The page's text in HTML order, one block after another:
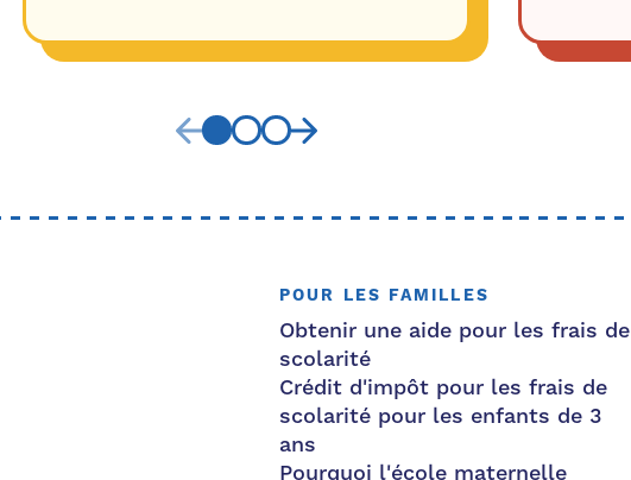
POUR LES FAMILLES
Obtenir une aide pour les frais de
scolarité
Crédit d'impôt pour les frais de
scolarité pour les enfants de 3
ans
Pourquoi l'école maternelle